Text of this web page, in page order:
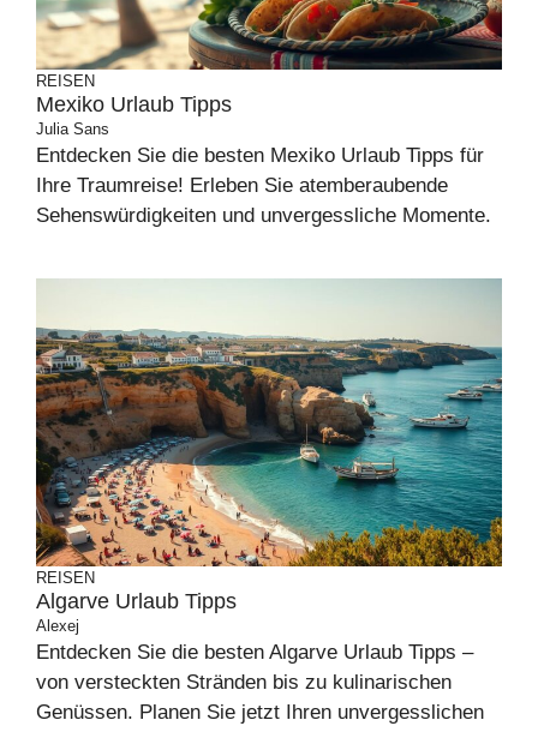
REISEN
Mexiko Urlaub Tipps
Julia Sans
Entdecken Sie die besten Mexiko Urlaub Tipps für
Ihre Traumreise! Erleben Sie atemberaubende
Sehenswürdigkeiten und unvergessliche Momente.
REISEN
Algarve Urlaub Tipps
Alexej
Entdecken Sie die besten Algarve Urlaub Tipps –
von versteckten Stränden bis zu kulinarischen
Genüssen. Planen Sie jetzt Ihren unvergesslichen